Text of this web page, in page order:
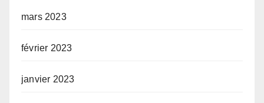
mars 2023
février 2023
janvier 2023